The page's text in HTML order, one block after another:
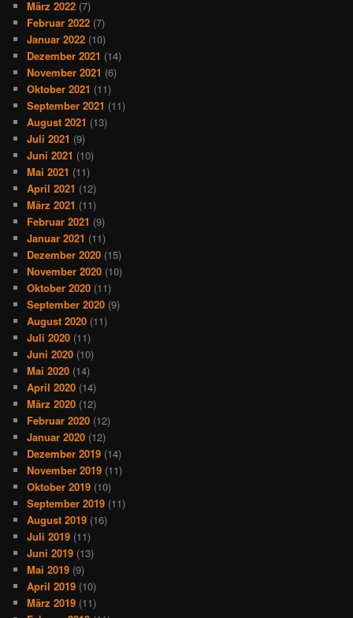
März 2022 (7)
Februar 2022 (7)
Januar 2022 (10)
Dezember 2021 (14)
November 2021 (6)
Oktober 2021 (11)
September 2021 (11)
August 2021 (13)
Juli 2021 (9)
Juni 2021 (10)
Mai 2021 (11)
April 2021 (12)
März 2021 (11)
Februar 2021 (9)
Januar 2021 (11)
Dezember 2020 (15)
November 2020 (10)
Oktober 2020 (11)
September 2020 (9)
August 2020 (11)
Juli 2020 (11)
Juni 2020 (10)
Mai 2020 (14)
April 2020 (14)
März 2020 (12)
Februar 2020 (12)
Januar 2020 (12)
Dezember 2019 (14)
November 2019 (11)
Oktober 2019 (10)
September 2019 (11)
August 2019 (16)
Juli 2019 (11)
Juni 2019 (13)
Mai 2019 (9)
April 2019 (10)
März 2019 (11)